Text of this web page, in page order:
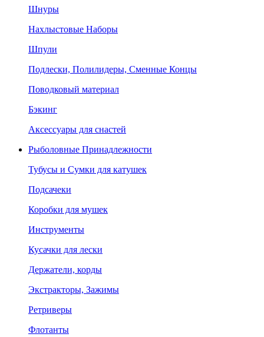
Шнуры
Нахлыстовые Наборы
Шпули
Подлески, Полилидеры, Сменные Концы
Поводковый материал
Бэкинг
Аксессуары для снастей
Рыболовные Принадлежности
Тубусы и Сумки для катушек
Подсачеки
Коробки для мушек
Инструменты
Кусачки для лески
Держатели, корды
Экстракторы, Зажимы
Ретриверы
Флотанты